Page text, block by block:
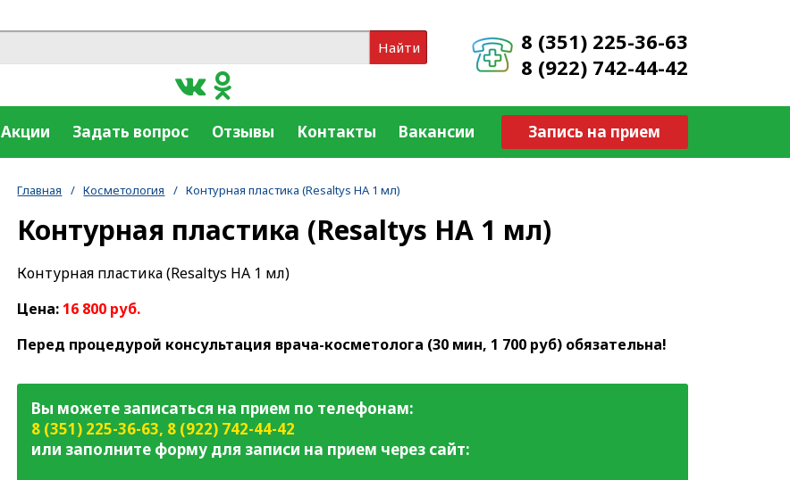
8 (351) 225-36-63
8 (922) 742-44-42
Найти
Запись на прием
Акции Задать вопрос Отзывы Контакты Вакансии
Главная / Косметология / Контурная пластика (Resaltys НА 1 мл)
Контурная пластика (Resaltys НА 1 мл)
Контурная пластика (Resaltys НА 1 мл)
Цена: 16 800 руб.
Перед процедурой консультация врача-косметолога (30 мин, 1 700 руб) обязательна!
Вы можете записаться на прием по телефонам:
8 (351) 225-36-63, 8 (922) 742-44-42
или заполните форму для записи на прием через сайт: